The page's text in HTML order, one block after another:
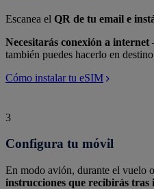
Escanea el QR de tu email e
Necesitarás conexión a internet
también puedes hacerlo en
Cómo instalar tu eSIM
3
Configura tu móvil
En modo avión, durante el vuelo
instrucciones que recibirás